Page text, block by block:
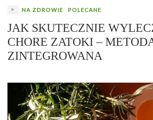
NA ZDROWIE POLECANE
JAK SKUTECZNIE
CHORE ZATOKI –
ZINTEGROWANA